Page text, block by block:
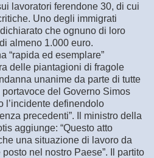
lavoratori ferendone 30, di cui
Uno degli immigrati
che ognuno di loro
almeno 1.000 euro.
“rapida ed esemplare”
delle piantagioni di fragole
unanime da parte di tutte
del Governo Simos
l’incidente definendolo
precedenti”. Il ministro della
aggiunge: “Questo atto
una situazione di lavoro da
nel nostro Paese”. Il partito